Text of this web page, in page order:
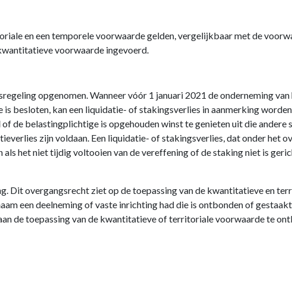
en een temporele voorwaarde gelden, vergelijkbaar met de
voorwaarde ingevoerd.
opgenomen. Wanneer vóór 1 januari 2021 de onderneming
besloten, kan een liquidatie- of stakingsverlies in aanmerking
de belastingplichtige is opgehouden winst te genieten uit die andere
zijn voldaan. Een liquidatie- of stakingsverlies, dat onder het
het niet tijdig voltooien van de vereffening of de staking niet is
Dit overgangsrecht ziet op de toepassing van de kwantitatieve en
een deelneming of vaste inrichting had die is ontbonden of
de toepassing van de kwantitatieve of territoriale voorwaarde te